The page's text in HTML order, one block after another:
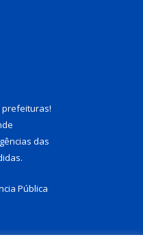
prefeituras!
das
Pública